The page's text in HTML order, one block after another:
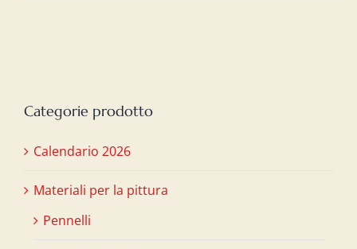
Categorie prodotto
Calendario 2026
Materiali per la pittura
Pennelli